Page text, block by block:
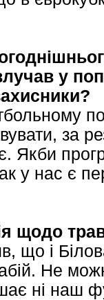
у
за
Якби
у нас є
щодо
що і
Не
ні наш